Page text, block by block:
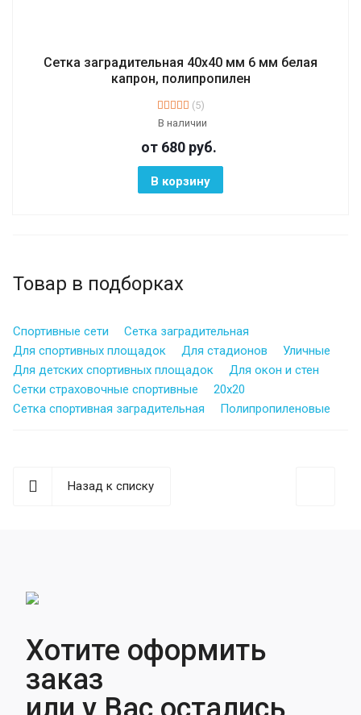
Сетка заградительная 40х40 мм 6 мм белая
капрон, полипропилен
(5)
В наличии
от 680 руб.
В корзину
Товар в подборках
Спортивные сети
Сетка заградительная
Для спортивных площадок
Для стадионов
Уличные
Для детских спортивных площадок
Для окон и стен
Сетки страховочные спортивные
20х20
Сетка спортивная заградительная
Полипропиленовые
Назад к списку
Хотите оформить
заказ